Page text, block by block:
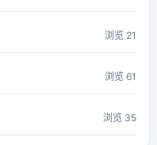
浏览 21
浏览 61
浏览 35